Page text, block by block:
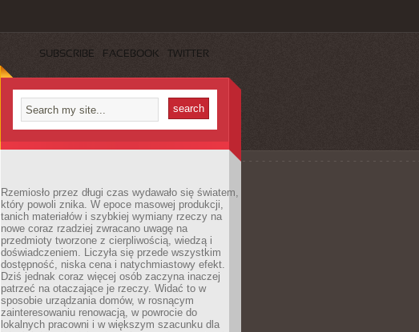
SUBSCRIBE FACEBOOK TWITTER
Rzemiosło przez długi czas wydawało się światem,
który powoli znika. W epoce masowej produkcji,
tanich materiałów i szybkiej wymiany rzeczy na
nowe coraz rzadziej zwracano uwagę na
przedmioty tworzone z cierpliwością, wiedzą i
doświadczeniem. Liczyła się przede wszystkim
dostępność, niska cena i natychmiastowy efekt.
Dziś jednak coraz więcej osób zaczyna inaczej
patrzeć na otaczające je rzeczy. Widać to w
sposobie urządzania domów, w rosnącym
zainteresowaniu renowacją, w powrocie do
lokalnych pracowni i w większym szacunku dla